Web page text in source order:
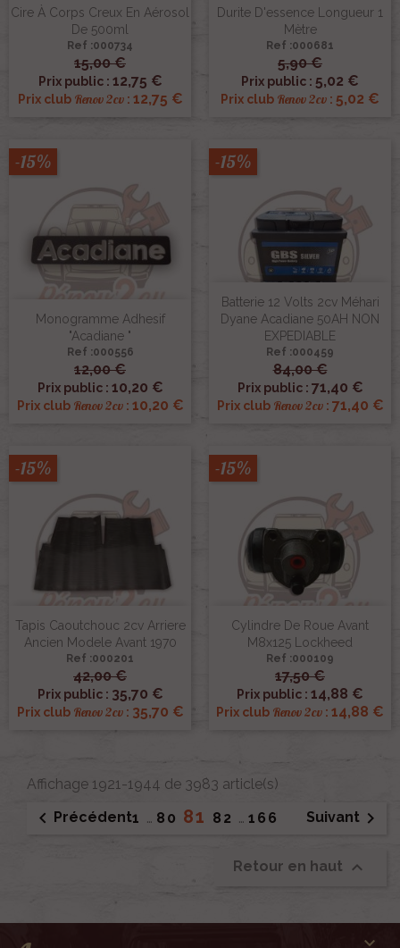
Cire À Corps Creux En Aérosol
De 500ml
Ref :000734
15,00 €
Prix public : 12,75 €
Prix club Renov 2cv: 12,75 €
Durite D'essence Longueur 1
Mètre
Ref :000681
5,90 €
Prix public : 5,02 €
Prix club Renov 2cv : 5,02 €
Monogramme Adhesif
"acadiane "
Ref :000556
12,00 €
Prix public : 10,20 €
Prix club Renov 2cv: 10,20 €
-15%
Batterie 12 Volts 2cv Méhari
Dyane Acadiane 50AH NON
EXPEDIABLE
Ref :000459
84,00 €
Prix public : 71,40 €
Prix club Renov 2cv: 71,40 €
-15%
Tapis Caoutchouc 2cv Arriere
Ancien Modele Avant 1970
Ref :000201
42,00 €
Prix public : 35,70 €
Prix club Renov 2cv: 35,70 €
-15%
Cylindre De Roue Avant
M8x125 Lockheed
Ref :000109
17,50 €
Prix public : 14,88 €
Prix club Renov 2cv : 14,88 €
-15%
Affichage 1921-1944 de 3983 article(s)
 Précédent1 … 80 81 82 … 166 Suivant 
Retour en haut 
